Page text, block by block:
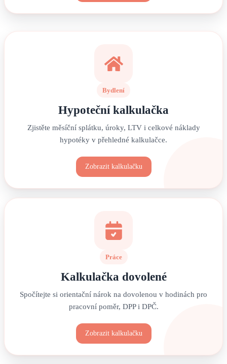
Bydlení
Hypoteční kalkulačka
Zjistěte měsíční splátku, úroky, LTV i celkové náklady
hypotéky v přehledné kalkulačce.
Zobrazit kalkulačku
Práce
Kalkulačka dovolené
Spočítejte si orientační nárok na dovolenou v hodinách pro
pracovní poměr, DPP i DPČ.
Zobrazit kalkulačku